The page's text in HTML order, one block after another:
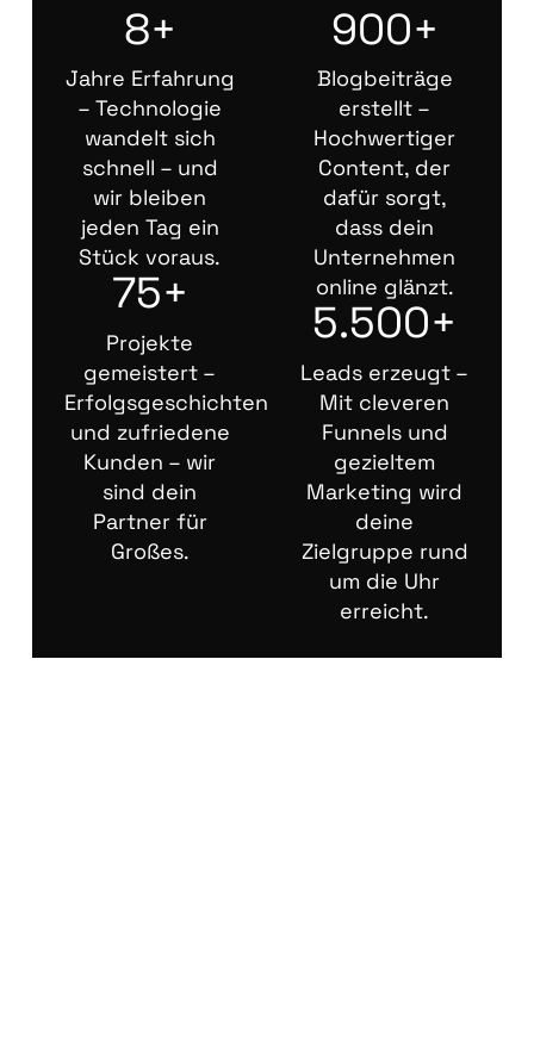
8+
Jahre Erfahrung
– Technologie
wandelt sich
schnell – und
wir bleiben
jeden Tag ein
Stück voraus.
75+
Projekte
gemeistert –
Erfolgsgeschichten
und zufriedene
Kunden – wir
sind dein
Partner für
Großes.
900+
Blogbeiträge
erstellt –
Hochwertiger
Content, der
dafür sorgt,
dass dein
Unternehmen
online glänzt.
5.500+
Leads erzeugt –
Mit cleveren
Funnels und
gezieltem
Marketing wird
deine
Zielgruppe rund
um die Uhr
erreicht.